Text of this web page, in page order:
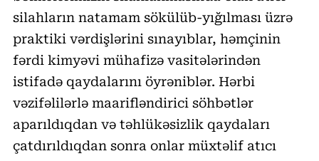
silahların natamam sökülüb-yığılması üzrə
praktiki vərdişlərini sınayıblar, həmçinin
fərdi kimyəvi mühafizə vasitələrindən
istifadə qaydalarını öyrəniblər. Hərbi
vəzifəlilərlə maarifləndirici söhbətlər
aparıldıqdan və təhlükəsizlik qaydaları
çatdırıldıqdan sonra onlar müxtəlif atıcı